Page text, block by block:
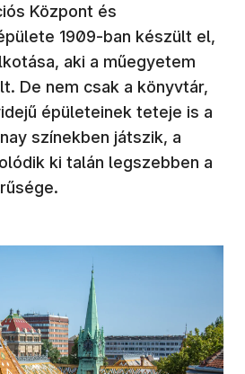
Központ és
1909-ban készült el,
aki a műegyetem
De nem csak a könyvtár,
épületeinek teteje is a
színekben játszik, a
ki talán legszebben a